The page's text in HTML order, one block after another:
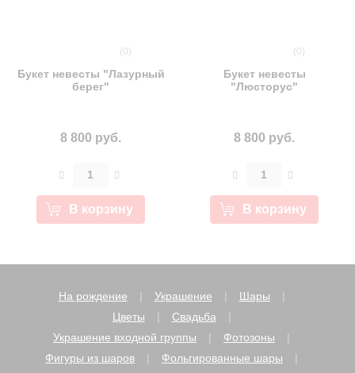
(0)
Букет невесты "Лазурный
берег"
8 800 руб.
В корзину
(0)
Букет невесты
"Люсторус"
8 800 руб.
В корзину
На рождение Украшение
Шары
Цветы
Свадьба
Украшение входной группы
Фотозоны
Фигуры из шаров
Фольгированные шары